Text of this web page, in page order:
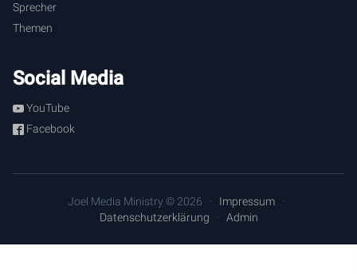
Sprecher
Themen
Social Media
YouTube
Facebook
Joel Media Ministry © 2026
Impressum
Datenschutzerklärung
Admin